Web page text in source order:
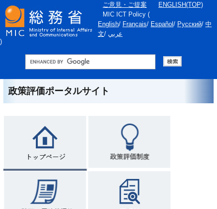
ご意見・ご提案
ENGLISH(TOP)
MIC ICT Policy (
English/ Français/ Español / Русский/ 中
文/ عربي
)
政策評価ポータルサイト